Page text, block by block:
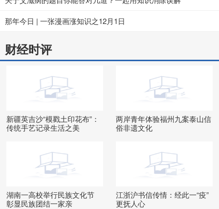
那年今日 | 一张漫画涨知识之12月1日
财经时评
新疆英吉沙“模戳土印花布”：
传统手艺记录生活之美
两岸青年体验福州九案泰山信
俗非遗文化
湖南一高校举行民族文化节
彰显民族团结一家亲
江浙沪书信传情：经此一“疫”
更抚人心